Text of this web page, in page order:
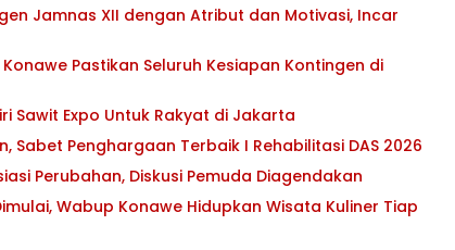
Jamnas XII dengan Atribut dan Motivasi, Incar
Pastikan Seluruh Kesiapan Kontingen di
Sawit Expo Untuk Rakyat di Jakarta
Sabet Penghargaan Terbaik I Rehabilitasi DAS 2026
Perubahan, Diskusi Pemuda Diagendakan
Wabup Konawe Hidupkan Wisata Kuliner Tiap